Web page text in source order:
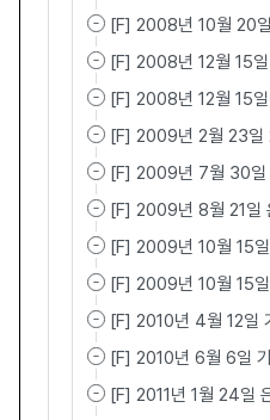
[F] 2008년 10월 20
[F] 2008년 12월 15일
[F] 2008년 12월 15
[F] 2009년 2월 23일
[F] 2009년 7월 30일
[F] 2009년 8월 21일
[F] 2009년 10월 15일
[F] 2009년 10월 15
[F] 2010년 4월 12일
[F] 2010년 6월 6일
[F] 2011년 1월 24일